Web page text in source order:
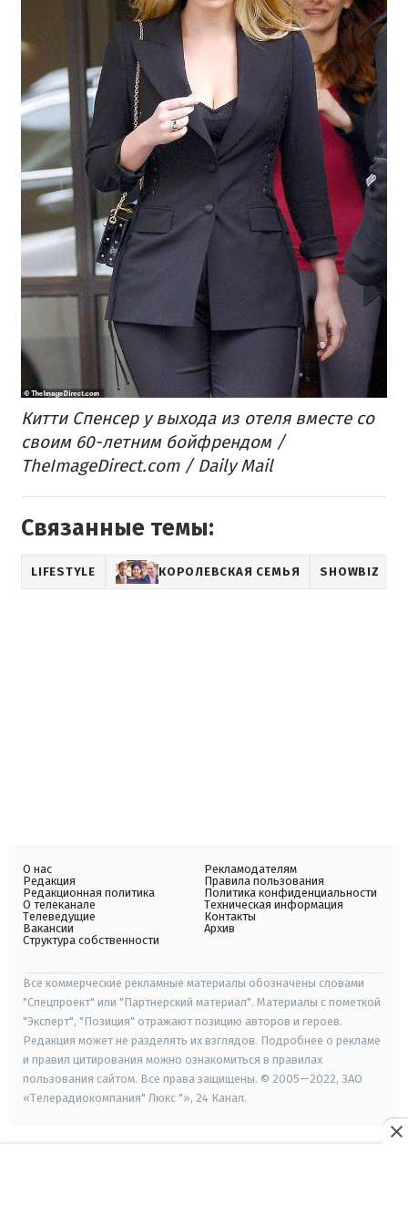
Китти Спенсер у выхода из отеля вместе со
своим 60-летним бойфрендом​ /
TheImageDirect.com / Daily Mail
Связанные темы:
LIFESTYLE КОРОЛЕВСКАЯ СЕМЬЯ SHOWBIZ
О нас
Редакция
Редакционная политика
О телеканале
Телеведущие
Вакансии
Структура собственности
Рекламодателям
Правила пользования
Политика конфиденциальности
Техническая информация
Контакты
Архив
Все коммерческие рекламные материалы обозначены словами
"Спецпроект" или "Партнерский материал". Материалы с пометкой
"Эксперт", "Позиция" отражают позицию авторов и героев.
Редакция может не разделять их взглядов. Подробнее о рекламе
и правил цитирования можно ознакомиться в правилах
пользования сайтом. Все права защищены. © 2005—2022, ЗАО
«Телерадиокомпания" Люкс "», 24 Канал.